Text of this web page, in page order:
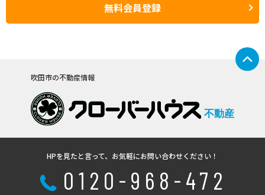
無料会員登録
吹田市の不動産情報
不動産
HPを見たと言って、お気軽にお問い合わせください！
0120-968-472